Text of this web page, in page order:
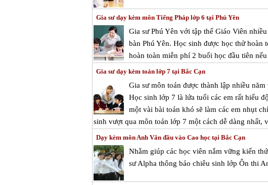
Gia sư dạy kèm môn Tiếng Pháp lớp 6 tại Phú Yên
Gia sư Phú Yên với tập thể Giáo Viên
bàn Phú Yên. Học sinh được học thử
hoàn toàn miễn phí 2 buổi học đầu tiên
Gia sư dạy kèm toán lớp 7 tại Bắc Cạn
Gia sư môn toán được thành lập nhiều
Học sinh lớp 7 là lứa tuổi các em rất hiếu
một vài bài toán khó sẽ làm các em nhụt
sinh vượt qua môn toán lớp 7 một cách dễ dàng nhất,
Dạy kèm môn Anh Văn đầu vào Cao học tại Bắc Cạn
Nhằm giúp các học viên nắm vững kiến
sư Alpha thông báo chiêu sinh lớp Ôn thi